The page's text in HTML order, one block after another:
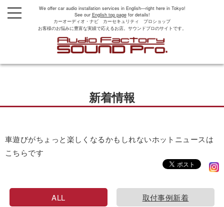
We offer car audio installation services in English—right here in Tokyo!
See our English top pagefor details!
カーオーディオ・ナビ カーセキュリティ プロショップ
お客様のお悩みに豊富な実績で応えるお店。サウンドプロのサイトです。
t
o
a
i
新着情報
車遊びがちょっと楽しくなるかもしれないホットニュースは
こちらです
ALL 取付事例新着